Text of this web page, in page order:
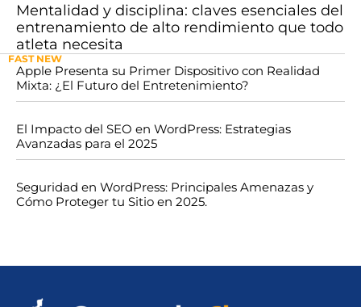
Mentalidad y disciplina: claves esenciales del
entrenamiento de alto rendimiento que todo
atleta necesita
FAST NEW
Apple Presenta su Primer Dispositivo con Realidad
Mixta: ¿El Futuro del Entretenimiento?
El Impacto del SEO en WordPress: Estrategias
Avanzadas para el 2025
Seguridad en WordPress: Principales Amenazas y
Cómo Proteger tu Sitio en 2025.